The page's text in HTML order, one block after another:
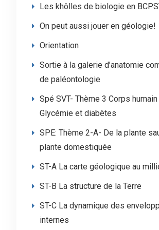
Les khôlles de biologie en
On peut aussi jouer en géologie!
Orientation
Sortie à la galerie d’anatomie
de paléontologie
Spé SVT- Thème 3 Corps
Glycémie et diabètes
SPE: Thème 2-A- De la plante
plante domestiquée
ST-A La carte géologique au
ST-B La structure de la Terre
ST-C La dynamique des
internes